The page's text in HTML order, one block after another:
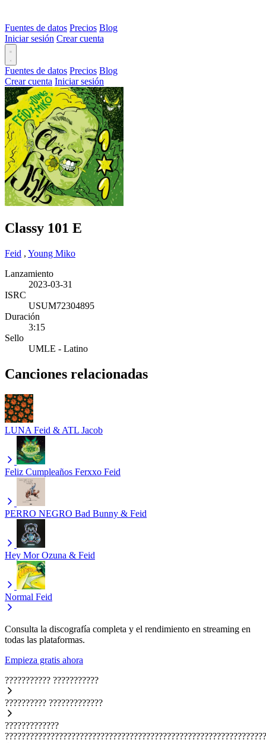
Fuentes de datos Precios Blog
Iniciar sesión Crear cuenta
Fuentes de datos Precios Blog
Crear cuenta Iniciar sesión
Classy 101 E
Feid , Young Miko
Lanzamiento
2023-03-31
ISRC
USUM72304895
Duración
3:15
Sello
UMLE - Latino
Canciones relacionadas
LUNA Feid & ATL Jacob
Feliz Cumpleaños Ferxxo Feid
PERRO NEGRO Bad Bunny & Feid
Hey Mor Ozuna & Feid
Normal Feid
Consulta la discografía completa y el rendimiento en streaming en
todas las plataformas.
Empieza gratis ahora
??????????? ???????????
?????????? ?????????????
?????????????
???????????????????????????????????????????????????????????????